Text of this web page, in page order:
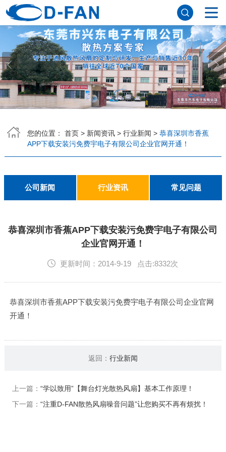
网站首页
关于香蕉APP下载安装污免费
公司简介
董事长寄语
发展历程
公司优势
企业文化
荣誉资质
企业风采
仪器设备
视频中心
产品中心
应用案例
工程案例
解决方案
公司新闻
行业资讯
常见问题
联系香蕉APP下载安装污免费
联系方式
客户留言
人才招聘
English
您的位置： 首页> 新闻资讯> 行业新闻 > 恭喜深圳市香蕉
APP下载安装污免费宇电子有限公司企业官网开通！
公司新闻 行业资讯 常见问题
恭喜深圳市香蕉APP下载安装污免费宇电子有限公司
企业官网开通！
更新时间：2014-9-19 点击:8332次
恭喜深圳市香蕉APP下载安装污免费宇电子有限公司企业官网
开通！
返回： 行业新闻
上一篇： “学以致用”【舞台灯光散热风扇】基本工作原理！
下一篇： “注重D-FAN散热风扇噪音问题”让您购买不再有烦扰！